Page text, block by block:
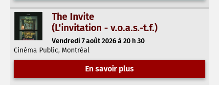
The Invite
(L'invitation - v.o.a.s.-t.f.)
Vendredi 7 août 2026 à 20 h 30
Cinéma Public, Montréal
En savoir plus